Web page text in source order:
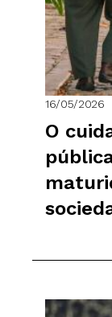
16/05/2026
O